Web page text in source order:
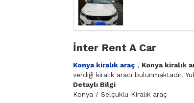
İnter Rent A Car
Konya kiralık araç, Konya kiralık
verdiği kiralık aracı bulunmaktadır.
Detaylı Bilgi
Konya / Selçuklu Kiralık araç